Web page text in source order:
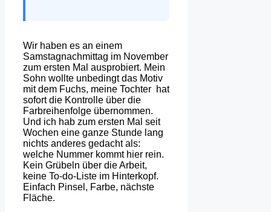
Wir haben es an einem
Samstagnachmittag im November
zum ersten Mal ausprobiert. Mein
Sohn wollte unbedingt das Motiv
mit dem Fuchs, meine Tochter hat
sofort die Kontrolle über die
Farbreihenfolge übernommen.
Und ich hab zum ersten Mal seit
Wochen eine ganze Stunde lang
nichts anderes gedacht als:
welche Nummer kommt hier rein.
Kein Grübeln über die Arbeit,
keine To-do-Liste im Hinterkopf.
Einfach Pinsel, Farbe, nächste
Fläche.